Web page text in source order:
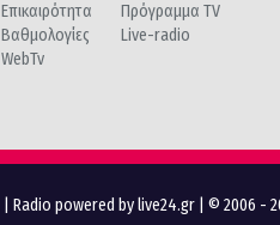
Επικαιρότητα
Βαθμολογίες
WebTv
Πρόγραμμα TV
Live-radio
Radio powered by live24.gr | © 2006 -